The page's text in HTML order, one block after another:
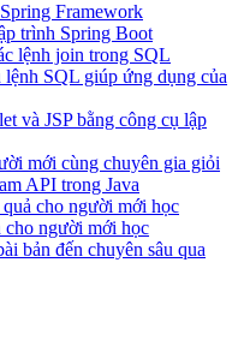
Framework
trình Spring Boot
lệnh join trong SQL
SQL giúp ứng dụng của
và JSP bằng công cụ lập
mới cùng chuyên gia giỏi
API trong Java
cho người mới học
người mới học
bản đến chuyên sâu qua